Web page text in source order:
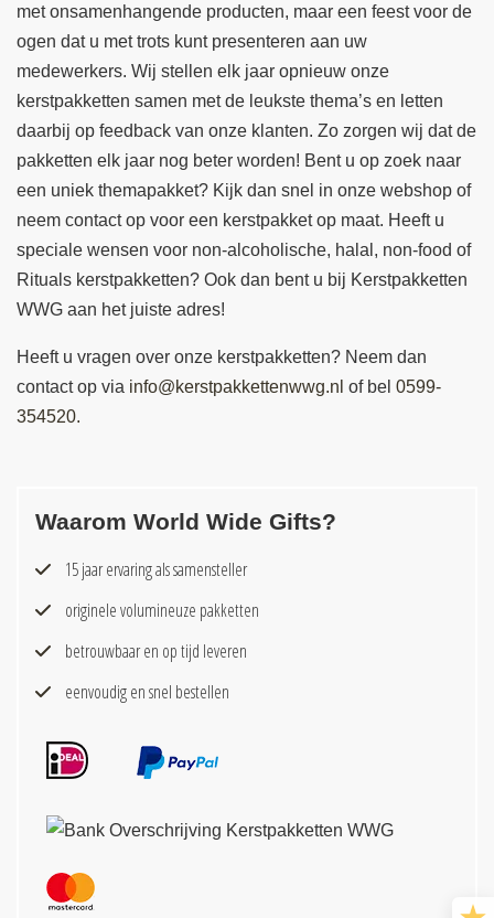
met onsamenhangende producten, maar een feest voor de
ogen dat u met trots kunt presenteren aan uw
medewerkers. Wij stellen elk jaar opnieuw onze
kerstpakketten samen met de leukste thema’s en letten
daarbij op feedback van onze klanten. Zo zorgen wij dat de
pakketten elk jaar nog beter worden! Bent u op zoek naar
een uniek themapakket? Kijk dan snel in onze webshop of
neem contact op voor een kerstpakket op maat. Heeft u
speciale wensen voor non-alcoholische, halal, non-food of
Rituals kerstpakketten? Ook dan bent u bij Kerstpakketten
WWG aan het juiste adres!
Heeft u vragen over onze kerstpakketten? Neem dan
contact op via info@kerstpakkettenwwg.nl of bel 0599-
354520.
Waarom World Wide Gifts?
15 jaar ervaring als samensteller
originele volumineuze pakketten
betrouwbaar en op tijd leveren
eenvoudig en snel bestellen